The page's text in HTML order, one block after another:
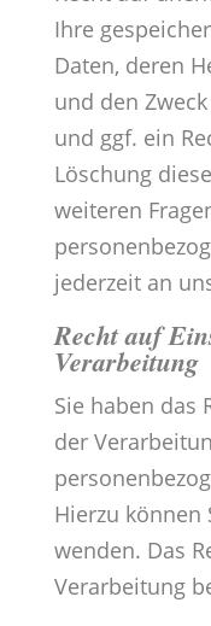
Ihre
Daten, deren
und den
und ggf. ein
Löschung
weiteren
jederzeit an
Recht auf
Verarbeitung
Sie haben das
der
Hierzu können
wenden. Das
Verarbeitung